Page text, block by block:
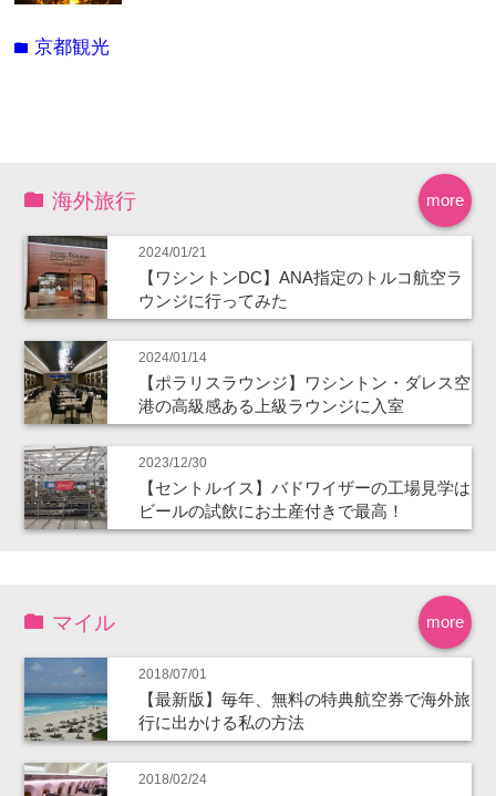
folder京都観光
more
海外旅行
2024/01/21
【ワシントンDC】ANA指定のトルコ航空ラ
ウンジに行ってみた
2024/01/14
【ポラリスラウンジ】ワシントン・ダレス空
港の高級感ある上級ラウンジに入室
2023/12/30
【セントルイス】バドワイザーの工場見学は
ビールの試飲にお土産付きで最高！
more
マイル
2018/07/01
【最新版】毎年、無料の特典航空券で海外旅
行に出かける私の方法
2018/02/24